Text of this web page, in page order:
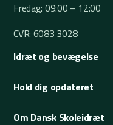
Fredag: 09:00 – 12:00
CVR: 6083 3028
Idræt og bevægelse
Hold dig opdateret
Om Dansk Skoleidræt